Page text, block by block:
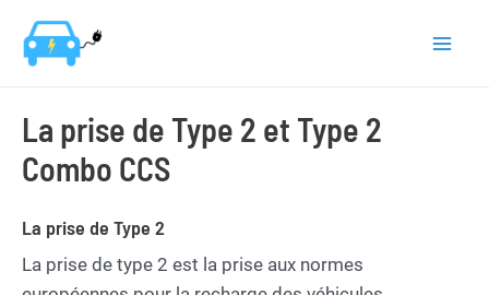
contenu
La prise de Type 2 et Type 2
Combo CCS
La prise de Type 2
La prise de type 2 est la prise aux normes